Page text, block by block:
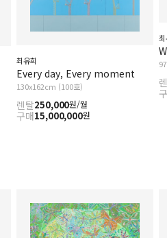
최유희
Every day, Every moment
130x162cm (100호)
렌탈250,000원/월
구매15,000,000원